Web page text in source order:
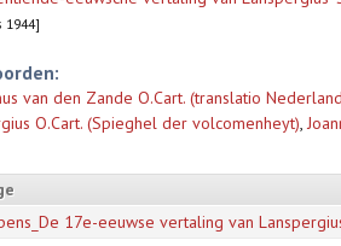
1944]
van den Zande O.Cart. (translatio
O.Cart. (Spieghel der volcomenheyt),
17e-eeuwse vertaling van